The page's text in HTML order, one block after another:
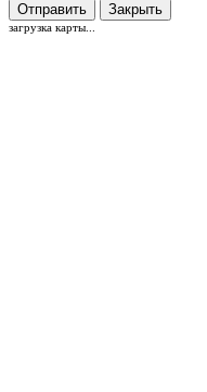
Отправить Закрыть
загрузка карты...